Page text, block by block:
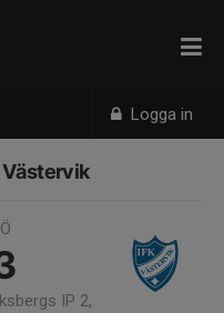
Logga in
Västervik
IP 2,